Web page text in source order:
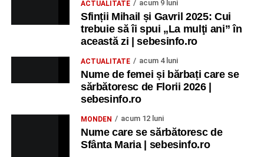
ACTUALITATE acum 9 luni
Sfinții Mihail și Gavril 2025: Cui
trebuie să îi spui „La mulţi ani” în
această zi | sebesinfo.ro
ACTUALITATE acum 4 luni
Nume de femei și bărbați care se
sărbătoresc de Florii 2026 |
sebesinfo.ro
MONDEN acum 12 luni
Nume care se sărbătoresc de
Sfânta Maria | sebesinfo.ro